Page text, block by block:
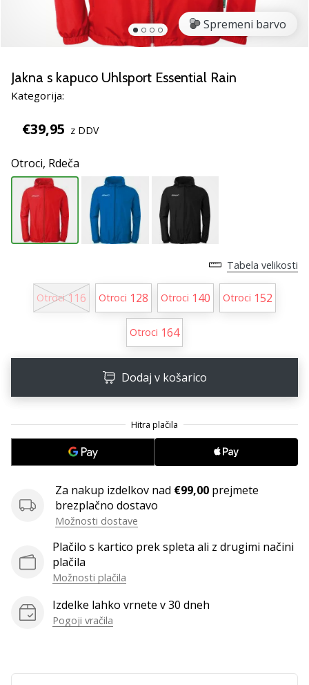
rokomentske
NITRO
5!
tehnične
in
ugotovi,
ali
se
splača…
2 min. branja
naše
rokometni/a
navdušenec/ka,
Pridruži
brend
ambasador/ka.
članke
Spremeni barvo
Jakna s kapuco Uhlsport Essential Rain
Kategorija:
€39,95 z DDV
Otroci, Rdeča
Tabela velikosti
Otroci 116 Otroci 128 Otroci 140 Otroci 152
Otroci 164
Dodaj v košarico
Za nakup izdelkov nad €99,00 prejmete
brezplačno dostavo
Možnosti dostave
Plačilo s kartico prek spleta ali z drugimi načini
plačila
Možnosti plačila
Izdelke lahko vrnete v 30 dneh
Pogoji vračila